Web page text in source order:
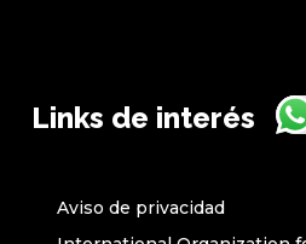
Links de interés
Aviso de privacidad